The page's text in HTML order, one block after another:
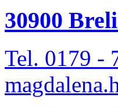
30900
Tel. 0179 -